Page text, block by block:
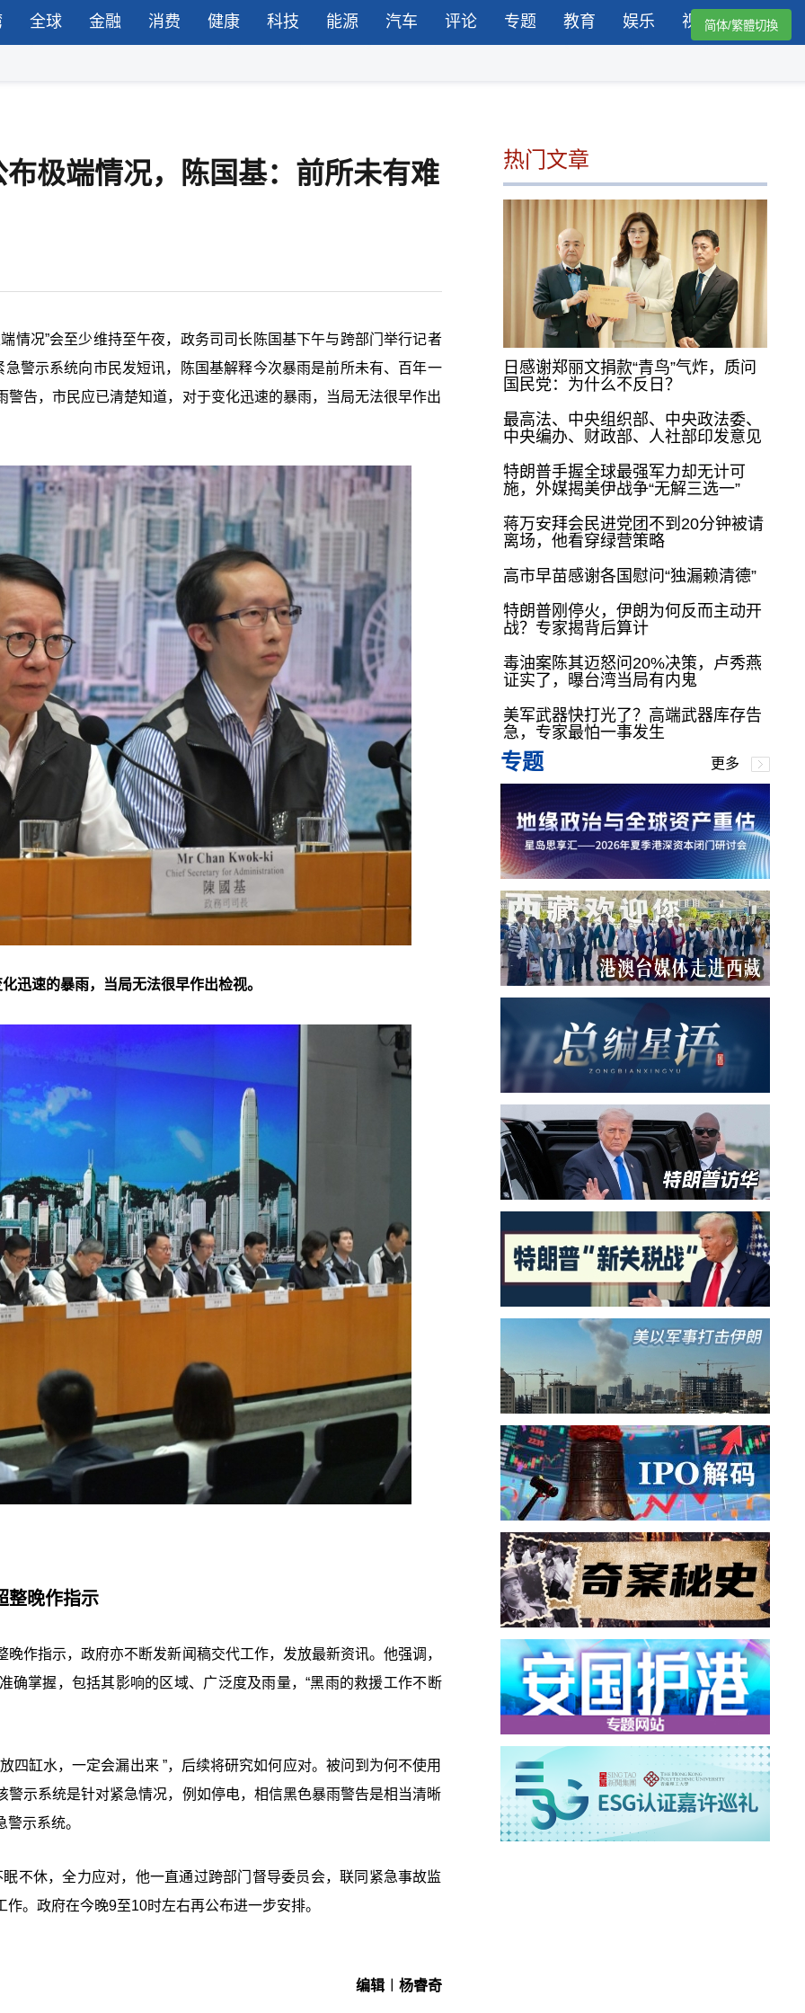
全球 金融 消费 健康 科技 能源 汽车 评论 专题 教育 娱乐 视频简体/繁體切換
极端情况，陈国基：前所未有难
情况”会至少维持至午夜，政务司司长陈国基下午与跨部门举行记者
警示系统向市民发短讯，陈国基解释今次暴雨是前所未有、百年一
告，市民应已清楚知道，对于变化迅速的暴雨，当局无法很早作出
迅速的暴雨，当局无法很早作出检视。
整晚作指示
作指示，政府亦不断发新闻稿交代工作，发放最新资讯。他强调，
确掌握，包括其影响的区域、广泛度及雨量，“黑雨的救援工作不断
四缸水，一定会漏出来 ”，后续将研究如何应对。被问到为何不使用
示系统是针对紧急情况，例如停电，相信黑色暴雨警告是相当清晰
示系统。
不休，全力应对，他一直通过跨部门督导委员会，联同紧急事故监
。政府在今晚9至10时左右再公布进一步安排。
编辑︱杨睿奇
热门文章
日感谢郑丽文捐款“青鸟”气炸，质问
国民党：为什么不反日？
最高法、中央组织部、中央政法委、
中央编办、财政部、人社部印发意见
特朗普手握全球最强军力却无计可
施，外媒揭美伊战争“无解三选一”
蒋万安拜会民进党团不到20分钟被请
离场，他看穿绿营策略
高市早苗感谢各国慰问“独漏赖清德”
特朗普刚停火，伊朗为何反而主动开
战？专家揭背后算计
毒油案陈其迈怒问20%决策，卢秀燕
证实了，曝台湾当局有内鬼
美军武器快打光了？高端武器库存告
急，专家最怕一事发生
专题 更多